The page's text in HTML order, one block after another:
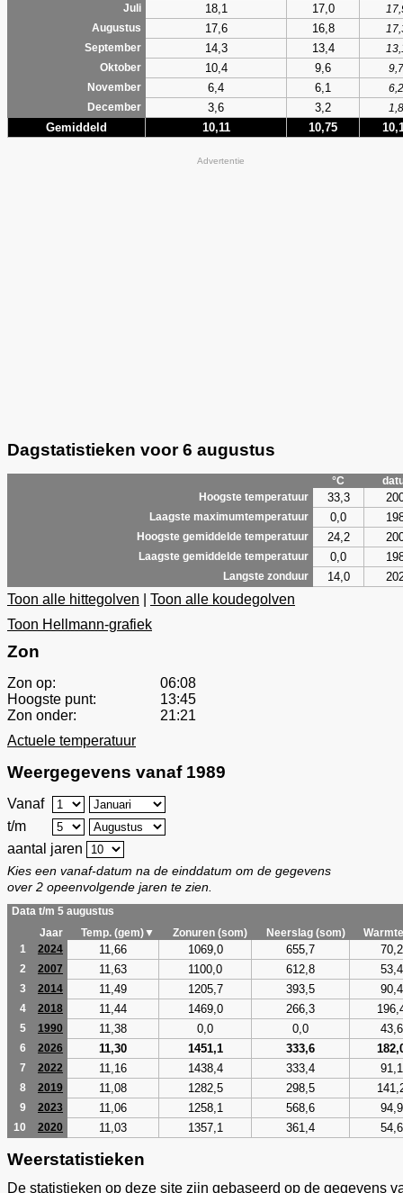
Juli
18,1 17,0
Augustus
17,6 16,8
September
14,3 13,4
Oktober
10,4 9,6
9,7
November
6,4 6,1
6,2
December
3,6 3,2 1,8
Gemiddeld 10,11 10,75
Advertentie
Dagstatistieken voor 6 augustus
°C
Hoogste temperatuur
33,3
Laagste maximumtemperatuur 0,0
Hoogste gemiddelde temperatuur 24,2
Laagste gemiddelde temperatuur 0,0
Langste zonduur 14,0
Toon alle hittegolven
Toon alle koudegolven
Toon Hellmann-grafiek
Zon
Zon op:
06:08
Hoogste punt:
13:45
Zon onder:
21:21
Actuele temperatuur
Weergegevens vanaf 1989
Vanaf
t/m
aantal jaren
Kies een vanaf-datum na de einddatum om de gegevens
over 2 opeenvolgende jaren te zien.
Data t/m 5 augustus
Jaar
Temp. (gem)▼ Zonuren (som) Neerslag (som)
1
2024 11,66 1069,0 655,7 70,2
2 2007 11,63 1100,0 612,8 53,4
3 2014 11,49 1205,7 393,5 90,4
4 2018 11,44 1469,0 266,3
5 1990 11,38 0,0 0,0 43,6
6 2026 11,30 1451,1 333,6
7 2022 11,16 1438,4 333,4 91,1
8 2019 11,08 1282,5 298,5
9 2023 11,06 1258,1 568,6 94,9
10 2020 11,03 1357,1 361,4 54,6
Weerstatistieken
De statistieken op deze site zijn gebaseerd op de gegevens